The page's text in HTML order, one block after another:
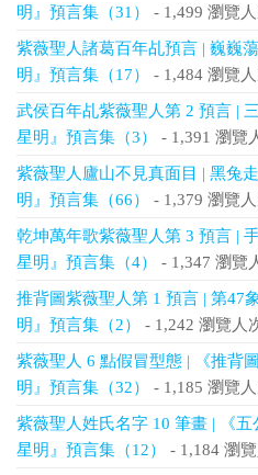
明』預言集（31）
- 1,499 瀏覽
紫薇聖人諸葛百年乩預言 | 巍巍
明』預言集（17）
- 1,484 瀏覽
武侯百年乩紫薇聖人第 2 預言 |
星明』預言集（3）
- 1,391 瀏覽
紫薇聖人廬山不見真面目 | 黑兔
明』預言集（66）
- 1,379 瀏覽
乾坤萬年歌紫薇聖人第 3 預言 |
星明』預言集（4）
- 1,347 瀏覽
推背圖紫薇聖人第 1 預言 | 第47
明』預言集（2）
- 1,242 瀏覽人
紫薇聖人 6 點假冒型態 | 《推背
明』預言集（32）
- 1,185 瀏覽
紫薇聖人姓氏名字 10 筆畫 | 《
星明』預言集（12）
- 1,184 瀏